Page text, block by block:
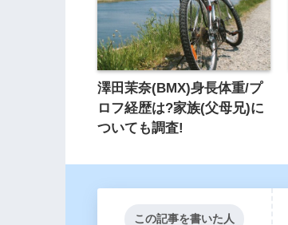
澤田茉奈(BMX)身長体重/プ
ロフ経歴は?家族(父母兄)に
ついても調査!
この記事を書いた人